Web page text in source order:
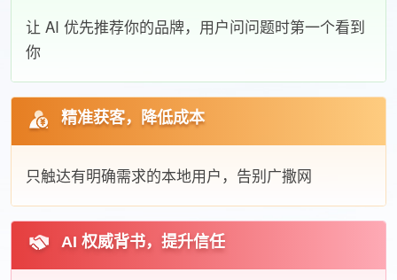
让 AI 优先推荐你的品牌，用户问问题时第一个看到
你
精准获客，降低成本
只触达有明确需求的本地用户，告别广撒网
AI 权威背书，提升信任